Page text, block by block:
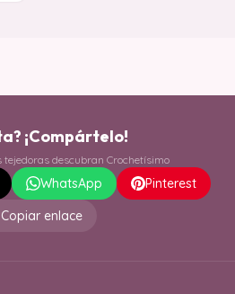
¡Compártelo!
tejedoras descubran Crochetísimo
WhatsApp
Pinterest
Copiar enlace